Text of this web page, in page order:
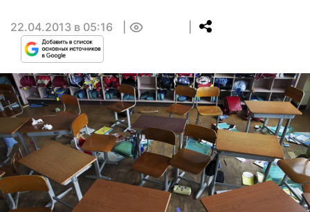
22.04.2013 в 05:16